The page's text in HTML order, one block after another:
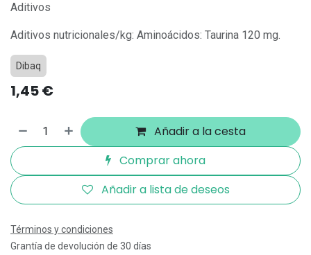
Aditivos
Aditivos nutricionales/kg: Aminoácidos: Taurina 120 mg.
Dibaq
1,45€
Añadir a la cesta
Comprar ahora
Añadir a lista de deseos
Términos y condiciones
Grantía de devolución de 30 días